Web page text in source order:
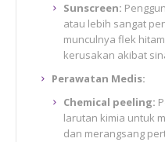
Sunscreen:
atau lebih sangat
munculnya flek
kerusakan akibat
Perawatan Medis:
Chemical peeling:
larutan kimia untuk
dan merangsang